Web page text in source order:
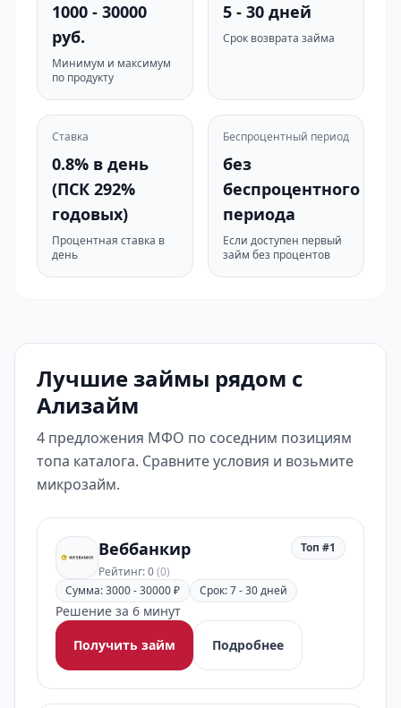
1000 - 30000
руб.
Минимум и максимум
по продукту
5 - 30 дней
Срок возврата займа
Ставка
0.8% в день
(ПСК 292%
годовых)
Процентная ставка в
день
Беспроцентный период
без
беспроцентного
периода
Если доступен первый
займ без процентов
Лучшие займы рядом с
Ализайм
4 предложения МФО по соседним позициям
топа каталога. Сравните условия и возьмите
микрозайм.
Веббанкир
Рейтинг: 0(0)
Топ #1
Сумма: 3000 - 30000 ₽ Срок: 7 - 30 дней
Решение за 6 минут
Получить займ
Подробнее